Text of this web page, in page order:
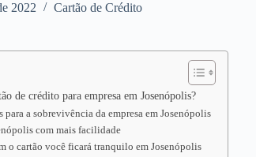
2022 Cartão de Crédito
de crédito para empresa em Josenópolis?
para a sobrevivência da empresa em Josenópolis
com mais facilidade
o cartão você ficará tranquilo em Josenópolis